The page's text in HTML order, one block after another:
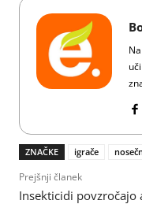
ZNAČKE igrače
Prejšnji članek
Insekticidi